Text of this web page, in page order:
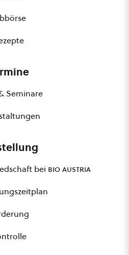
Seminare
bei bio austria